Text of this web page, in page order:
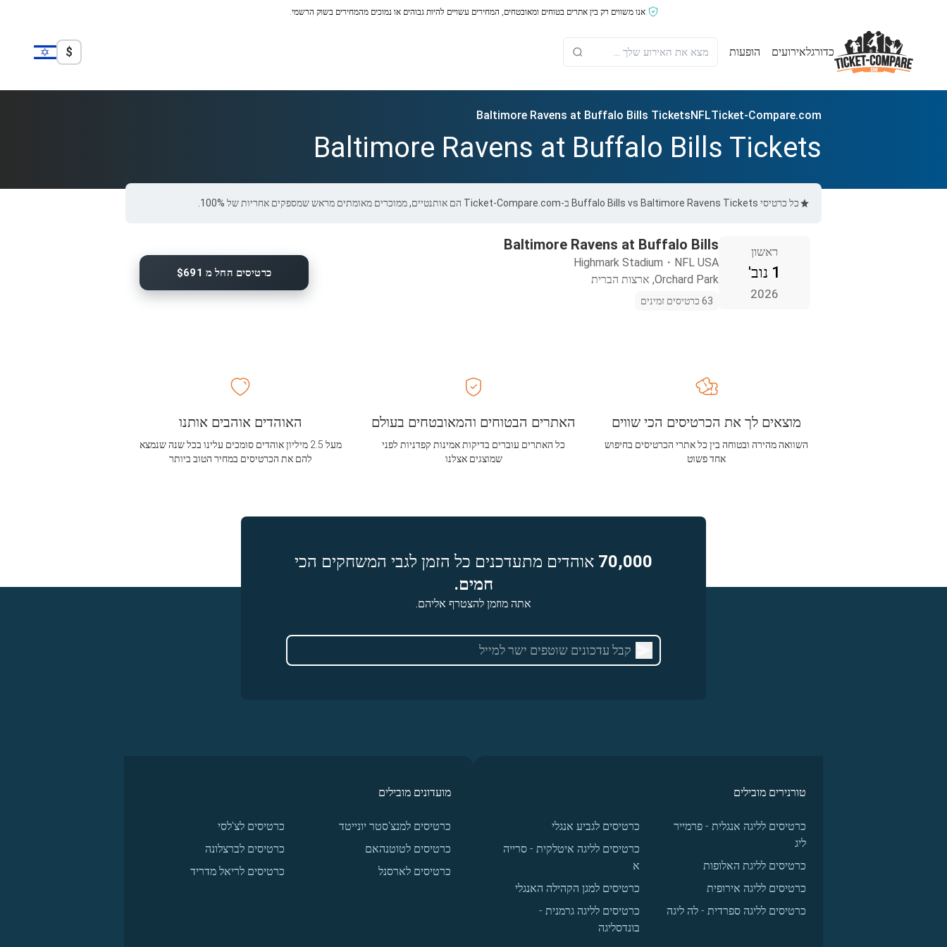
אנו משווים רק בין אתרים בטוחים ומאובטחים, המחירים עשויים להיות גבוהים או נמוכים מהמחירים בשוק הרשמי.
כדורגלאירועים הופעות $
Ticket-Compare.com
NFL
Baltimore Ravens at Buffalo Bills Tickets
Baltimore Ravens at Buffalo Bills Tickets
כל כרטיסי Buffalo Bills vs Baltimore Ravens Tickets ב-Ticket-Compare.com הם אותנטיים, ממוכרים מאומתים מראש שמספקים אחריות של 100%.
ראשון
1 נוב'
2026
Baltimore Ravens at Buffalo Bills
NFL USA
・
Highmark Stadium
Orchard Park, ארצות הברית
63 כרטיסים זמינים
כרטיסים החל מ $691
האתרים הבטוחים והמאובטחים בעולם
כל האתרים עוברים בדיקות אמינות קפדניות לפני
שמוצגים אצלנו
מוצאים לך את הכרטיסים הכי שווים
השוואה מהירה ובטוחה בין כל אתרי הכרטיסים בחיפוש
אחד פשוט
האוהדים אוהבים אותנו
מעל 2.5 מיליון אוהדים סומכים עלינו בכל שנה שנמצא
להם את הכרטיסים במחיר הטוב ביותר
70,000 אוהדים מתעדכנים כל הזמן לגבי המשחקים הכי
חמים.
אתה מוזמן להצטרף אליהם.
טורנירים מובילים
כרטיסים לליגה אנגלית - פרמייר
ליג
כרטיסים לליגת האלופות
כרטיסים לליגה אירופית
כרטיסים לליגה ספרדית - לה ליגה
כרטיסים לגביע אנגלי
כרטיסים לליגה איטלקית - סרייה
א
כרטיסים למגן הקהילה האנגלי
כרטיסים לליגה גרמנית -
בונדסליגה
מועדונים מובילים
כרטיסים למנצ'סטר יונייטד
כרטיסים לטוטנהאם
כרטיסים לארסנל
כרטיסים לצ'לסי
כרטיסים לברצלונה
כרטיסים לריאל מדריד